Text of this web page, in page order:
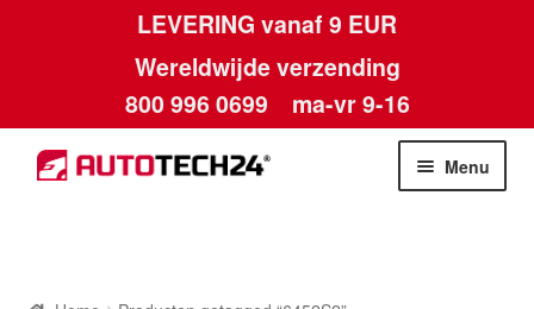
LEVERING vanaf 9 EUR
Wereldwijde verzending
800 996 0699 ma-vr 9-16
Ga
door
Ga
naar
Menu